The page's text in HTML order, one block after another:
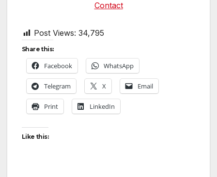
Contact
Post Views: 34,795
Share this:
Facebook WhatsApp
Telegram X Email
Print LinkedIn
Like this: